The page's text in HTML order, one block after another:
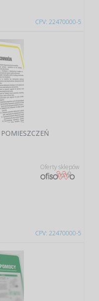
CPV: 22470000-5
CPV: 22470000-5
Oferty sklepów